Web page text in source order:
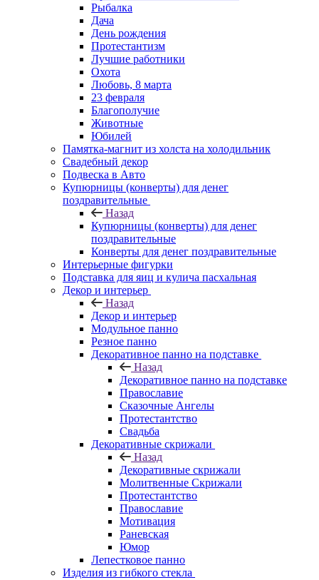
Рыбалка
Дача
День рождения
Протестантизм
Лучшие работники
Охота
Любовь, 8 марта
23 февраля
Благополучие
Животные
Юбилей
Памятка-магнит из холста на холодильник
Свадебный декор
Подвеска в Авто
Купюрницы (конверты) для денег
поздравительные
Назад
Купюрницы (конверты) для денег
поздравительные
Конверты для денег поздравительные
Интерьерные фигурки
Подставка для яиц и кулича пасхальная
Декор и интерьер
Назад
Декор и интерьер
Модульное панно
Резное панно
Декоративное панно на подставке
Назад
Декоративное панно на подставке
Православие
Сказочные Ангелы
Протестантство
Свадьба
Декоративные скрижали
Назад
Декоративные скрижали
Молитвенные Скрижали
Протестантство
Православие
Мотивация
Раневская
Юмор
Лепестковое панно
Изделия из гибкого стекла